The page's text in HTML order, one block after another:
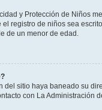
y Protección de Niños
registro de niños sea
de un menor de edad.
del sitio haya baneado su
con La Administración